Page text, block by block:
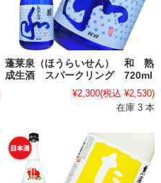
蓬莱泉（ほうらいせん） 和 熟
成生酒 スパークリング 720ml
¥2,300(税込 ¥2,530)
在庫 3 本